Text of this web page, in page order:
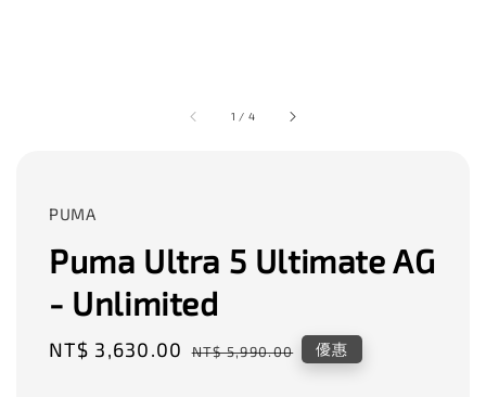
1 / 4
PUMA
Puma Ultra 5 Ultimate AG
- Unlimited
Sale
NT$ 3,630.00 Regular
NT$ 5,990.00 優惠